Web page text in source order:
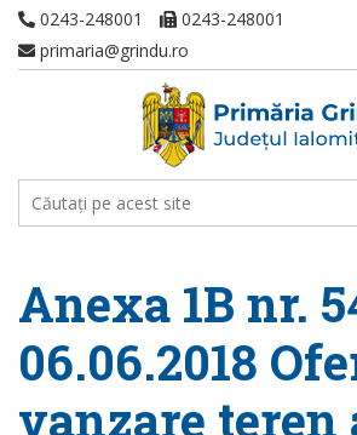
0243-248001
0243-248001
primaria@grindu.ro
Anexa 1B nr.
06.06.2018
vanzare teren